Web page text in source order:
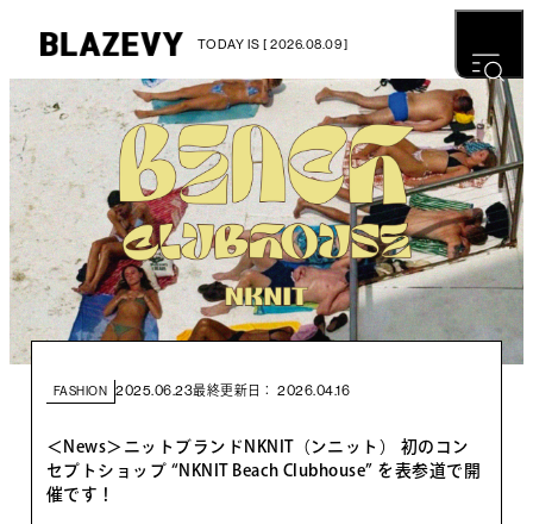
TODAY IS [ 2026.08.09 ]
FASHION 2025.06.23最終更新日： 2026.04.16
＜News＞ニットブランドNKNIT（ンニット） 初のコン
セプトショップ “NKNIT Beach Clubhouse” を表参道で開
催です！